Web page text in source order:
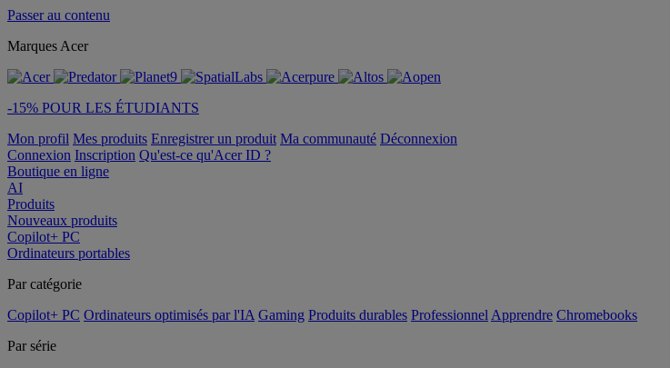
Passer au contenu
Marques Acer
-15% POUR LES ÉTUDIANTS
Mon profil Mes produits Enregistrer un produit Ma communauté Déconnexion
Connexion Inscription Qu'est-ce qu'Acer ID ?
Boutique en ligne
AI
Produits
Nouveaux produits
Copilot+ PC
Ordinateurs portables
Par catégorie
Copilot+ PC Ordinateurs optimisés par l'IA Gaming Produits durables Professionnel Apprendre Chromebooks
Par série